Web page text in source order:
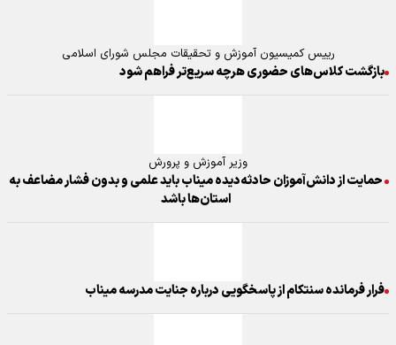
رییس کمیسیون آموزش و تحقیقات مجلس شورای اسلامی
بازگشت کلاس‌های حضوری هرچه سریع‌تر فراهم شود
وزیر آموزش و پرورش
حمایت از دانش‌آموزان حادثه‌دیده میناب باید علمی و بدون فشار مضاعف به
استان‌ها باشد
فرار فرمانده سنتکام از پاسخگویی درباره جنایت مدرسه میناب